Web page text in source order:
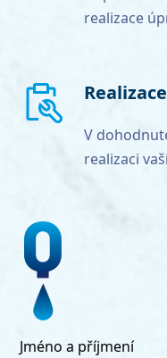
realizace
Realizace
V
realizaci
Jméno a příjmení